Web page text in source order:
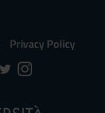
Privacy Policy